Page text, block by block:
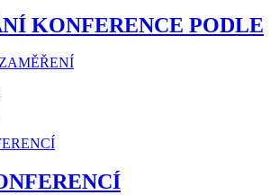
KONFERENCE PODLE